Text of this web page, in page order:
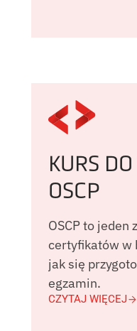
KURS
OSCP
OSCP to jeden
certyfikatów w
jak się
egzamin.
CZYTAJ WIĘCEJ